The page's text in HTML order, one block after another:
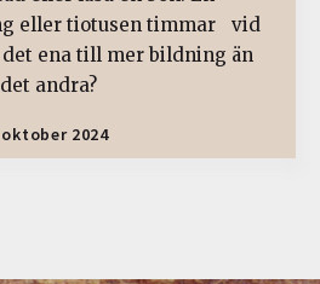
eller tiotusen timmar vid
ena till mer bildning än
det andra?
oktober 2024